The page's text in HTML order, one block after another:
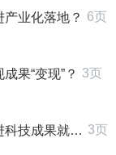
业化落地？ 6页
果“变现”？ 3页
果就地转化？ 3页